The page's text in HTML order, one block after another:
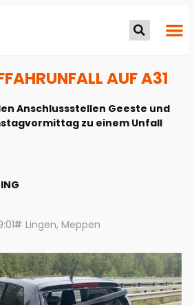
AUF A31
Anschlussstellen Geeste und
zu einem Unfall
Lingen, Meppen